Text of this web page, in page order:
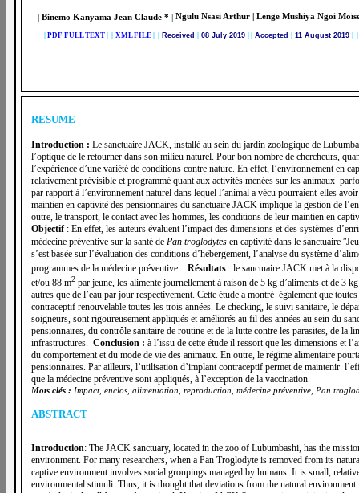
RESUME
Introduction : Le sanctuaire JACK, installé au sein du jardin zoologique de
l’optique de le retourner dans son milieu naturel. Pour bon nombre de chercheurs,
l’expérience d’une variété de conditions contre nature. En effet, l’environnement en
relativement prévisible et programmé quant aux activités menées sur les animaux
par rapport à l’environnement naturel dans lequel l’animal a vécu pourraient-elles
maintien en captivité des pensionnaires du sanctuaire JACK implique la gestion de
outre, le transport, le contact avec les hommes, les conditions de leur maintien en
Objectif : En effet, les auteurs évaluent l’impact des dimensions et des systèmes
médecine préventive sur la santé de Pan troglodytes en captivité dans le sanctuaire
s’est basée sur l’évaluation des conditions d’hébergement, l’analyse du système
programmes de la médecine préventive. Résultats : le sanctuaire JACK met à la
et/ou 88 m2 par jeune, les alimente journellement à raison de 5 kg d’aliments et de 3
autres que de l’eau par jour respectivement. Cette étude a montré également que
contraceptif renouvelable toutes les trois années. Le checking, le suivi sanitaire, le
soigneurs, sont rigoureusement appliqués et améliorés au fil des années au sein du
pensionnaires, du contrôle sanitaire de routine et de la lutte contre les parasites, de la
infrastructures. Conclusion : à l’issu de cette étude il ressort que les dimensions et
du comportement et du mode de vie des animaux. En outre, le régime alimentaire
pensionnaires. Par ailleurs, l’utilisation d’implant contraceptif permet de maintenir
que la médecine préventive sont appliqués, à l’exception de la vaccination.
Mots clés : Impact, enclos, alimentation, reproduction, médecine préventive, Pan
ABSTRACT
Introduction: The JACK sanctuary, located in the zoo of Lubumbashi, has the
environment. For many researchers, when a Pan Troglodyte is removed from its
captive environment involves social groupings managed by humans. It is small,
environmental stimuli. Thus, it is thought that deviations from the natural
| Binemo Kanyama Jean Claude * | Ngulu Nsasi Arthur | Lenge Mushiya Ngoi
PDF FULL TEXT XML FILE Received 08 July 2019 Accepted 11 August 2019